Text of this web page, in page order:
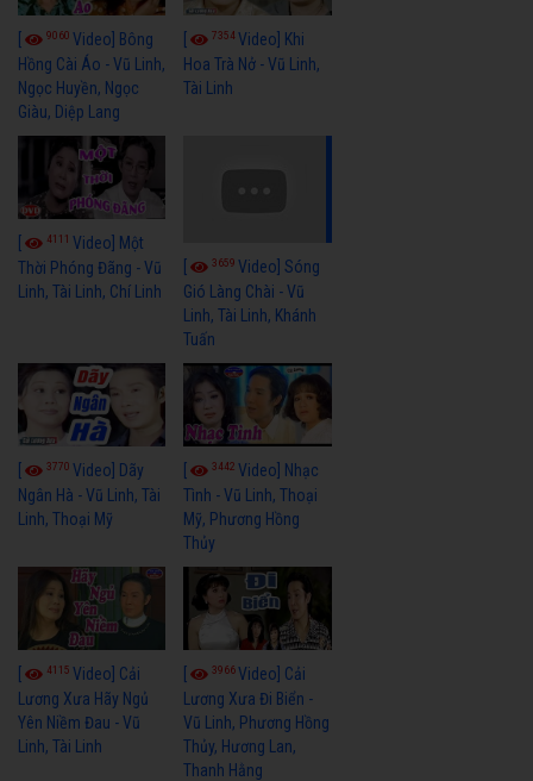
9060 Video] Bông
Hồng Cài Áo - Vũ Linh,
Ngọc Huyền, Ngọc
Giàu, Diệp Lang
7354Video] Khi
Hoa Trà Nở - Vũ Linh,
Tài Linh
4111 Video] Một
Thời Phóng Đãng - Vũ
Linh, Tài Linh, Chí Linh
3659Video] Sóng
Gió Làng Chài - Vũ
Linh, Tài Linh, Khánh
Tuấn
3770 Video] Dãy
Ngân Hà - Vũ Linh, Tài
Linh, Thoại Mỹ
3442Video] Nhạc
Tình - Vũ Linh, Thoại
Mỹ, Phương Hồng
Thủy
4115 Video] Cải
Lương Xưa Hãy Ngủ
Yên Niềm Đau - Vũ
Linh, Tài Linh
3966Video] Cải
Lương Xưa Đi Biển -
Vũ Linh, Phương Hồng
Thủy, Hương Lan,
Thanh Hằng